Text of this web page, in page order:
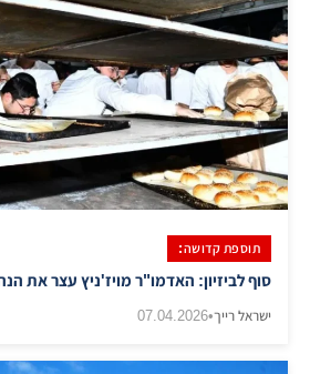
תוספת קדושה:
סוף לביזיון: האדמו"ר מויז'ניץ עצר את
ישראל רייך•
07.04.2026